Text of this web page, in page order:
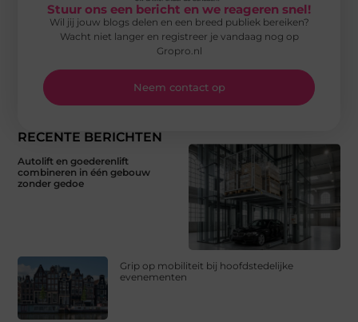
RECENTE BERICHTEN
Autolift en goederenlift
combineren in één gebouw
zonder gedoe
Grip op mobiliteit bij hoofdstedelijke
evenementen
Stuur ons een bericht en we reageren snel!
Wil jij jouw blogs delen en een breed publiek bereiken?
Wacht niet langer en registreer je vandaag nog op
Gropro.nl
Neem contact op